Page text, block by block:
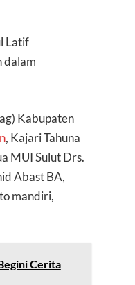
Latif
dalam
Kabupaten
, Kajari Tahuna
MUI Sulut Drs.
Abast BA,
mandiri,
Cerita